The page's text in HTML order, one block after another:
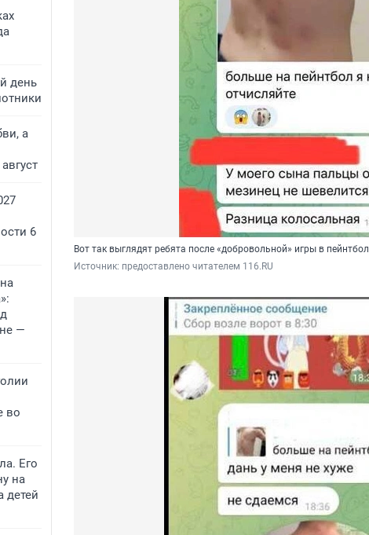
день
а
6
—
во
Его
на
детей
Вот так выглядят ребята после «добровольной» игры в пейнтбол
Источник: предоставлено читателем 116.RU